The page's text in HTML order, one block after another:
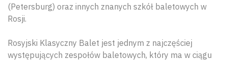
(Petersburg) oraz innych znanych szkół baletowych w
Rosji.
Rosyjski Klasyczny Balet jest jednym z najczęściej
występujących zespołów baletowych, który ma w ciągu